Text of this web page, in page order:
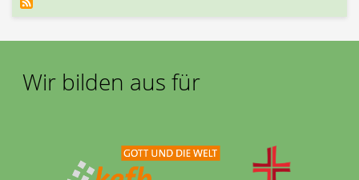
Wir bilden aus für